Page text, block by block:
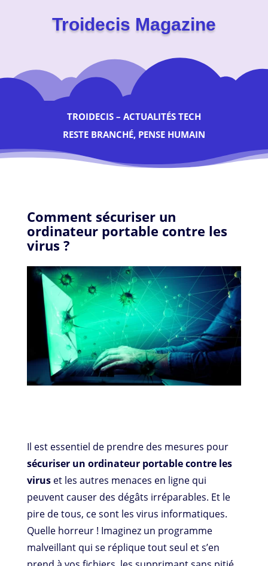
Troidecis Magazine
TROIDECIS – ACTUALITÉS TECH
RESTE BRANCHÉ, PENSE HUMAIN
Comment sécuriser un
ordinateur portable contre les
virus ?
Il est essentiel de prendre des mesures pour
sécuriser un ordinateur portable contre les
viruset les autres menaces en ligne qui
peuvent causer des dégâts irréparables. Et le
pire de tous, ce sont les virus informatiques.
Quelle horreur ! Imaginez un programme
malveillant qui se réplique tout seul et s’en